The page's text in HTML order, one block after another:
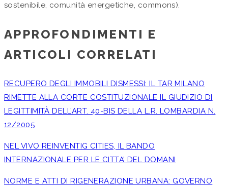
sostenibile, comunità energetiche, commons).
APPROFONDIMENTI E
ARTICOLI CORRELATI
RECUPERO DEGLI IMMOBILI DISMESSI: IL TAR MILANO
RIMETTE ALLA CORTE COSTITUZIONALE IL GIUDIZIO DI
LEGITTIMITÀ DELL’ART. 40-BIS DELLA L.R. LOMBARDIA N.
12/2005
NEL VIVO REINVENTIG CITIES, IL BANDO
INTERNAZIONALE PER LE CITTA’ DEL DOMANI
NORME E ATTI DI RIGENERAZIONE URBANA: GOVERNO